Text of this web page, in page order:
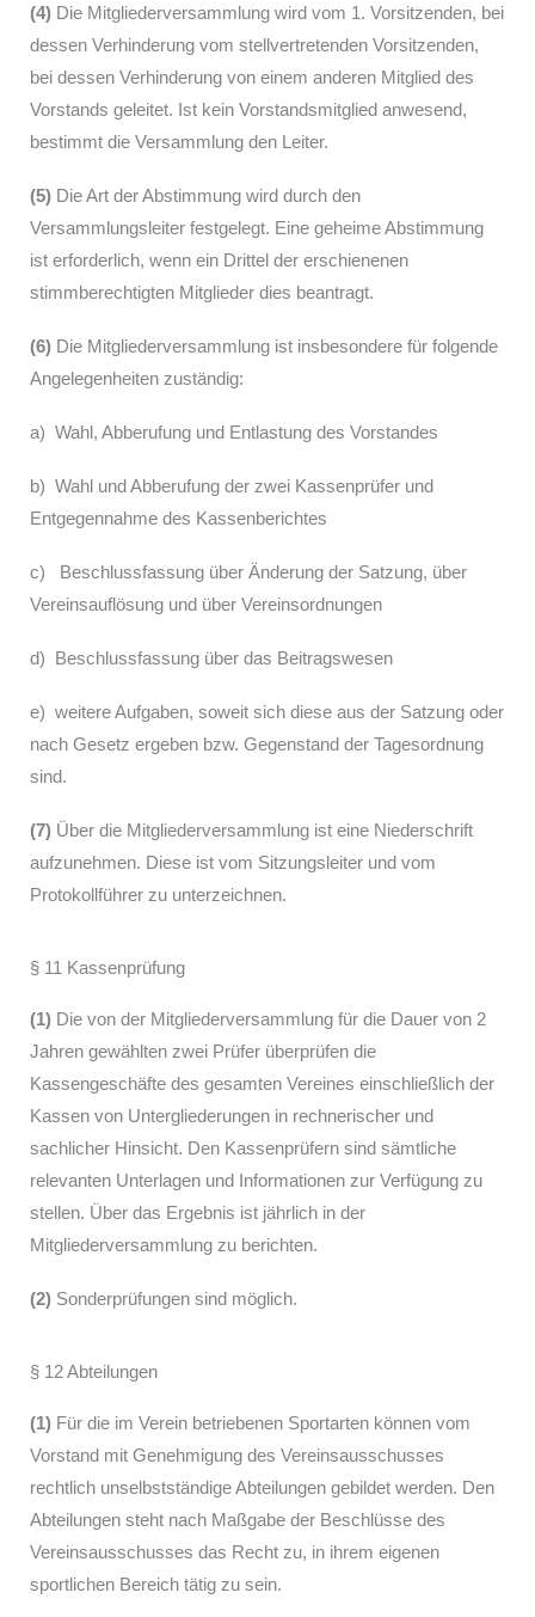
(4) Die Mitgliederversammlung wird vom 1. Vorsitzenden, bei
dessen Verhinderung vom stellvertretenden Vorsitzenden,
bei dessen Verhinderung von einem anderen Mitglied des
Vorstands geleitet. Ist kein Vorstandsmitglied anwesend,
bestimmt die Versammlung den Leiter.
(5) Die Art der Abstimmung wird durch den
Versammlungsleiter festgelegt. Eine geheime Abstimmung
ist erforderlich, wenn ein Drittel der erschienenen
stimmberechtigten Mitglieder dies beantragt.
(6) Die Mitgliederversammlung ist insbesondere für folgende
Angelegenheiten zuständig:
a) Wahl, Abberufung und Entlastung des Vorstandes
b) Wahl und Abberufung der zwei Kassenprüfer und
Entgegennahme des Kassenberichtes
c) Beschlussfassung über Änderung der Satzung, über
Vereinsauflösung und über Vereinsordnungen
d) Beschlussfassung über das Beitragswesen
e) weitere Aufgaben, soweit sich diese aus der Satzung oder
nach Gesetz ergeben bzw. Gegenstand der Tagesordnung
sind.
(7) Über die Mitgliederversammlung ist eine Niederschrift
aufzunehmen. Diese ist vom Sitzungsleiter und vom
Protokollführer zu unterzeichnen.
§ 11 Kassenprüfung
(1) Die von der Mitgliederversammlung für die Dauer von 2
Jahren gewählten zwei Prüfer überprüfen die
Kassengeschäfte des gesamten Vereines einschließlich der
Kassen von Untergliederungen in rechnerischer und
sachlicher Hinsicht. Den Kassenprüfern sind sämtliche
relevanten Unterlagen und Informationen zur Verfügung zu
stellen. Über das Ergebnis ist jährlich in der
Mitgliederversammlung zu berichten.
(2) Sonderprüfungen sind möglich.
§ 12 Abteilungen
(1) Für die im Verein betriebenen Sportarten können vom
Vorstand mit Genehmigung des Vereinsausschusses
rechtlich unselbstständige Abteilungen gebildet werden. Den
Abteilungen steht nach Maßgabe der Beschlüsse des
Vereinsausschusses das Recht zu, in ihrem eigenen
sportlichen Bereich tätig zu sein.